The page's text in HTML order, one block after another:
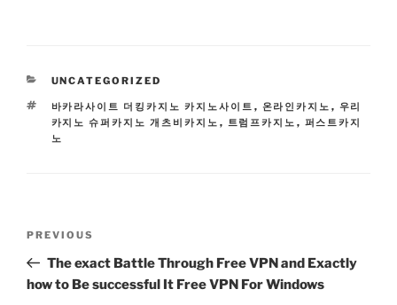
CATEGORIES
UNCATEGORIZED
TAGS
바카라사이트 더킹카지노 카지노사이트 , 온라인카지노 , 우리
카지노 슈퍼카지노 개츠비카지노 , 트럼프카지노 , 퍼스트카지
노
Previous
Post
PREVIOUS
The exact Battle Through Free VPN and Exactly
how to Be successful It Free VPN For Windows